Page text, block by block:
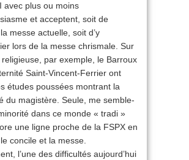
avec plus ou moins
et acceptent, soit de
messe actuelle, soit d’y
lors de la messe chrismale. Sur
religieuse, par exemple, le Barroux
Saint-Vincent-Ferrier ont
études poussées montrant la
du magistère. Seule, me semble-
dans ce monde « tradi »
une ligne proche de la FSPX en
concile et la messe.
l’une des difficultés aujourd’hui